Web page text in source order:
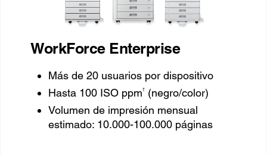
WorkForce Enterprise
Más de 20 usuarios por dispositivo
Hasta 100 ISO ppm†
(negro/color)
Volumen de impresión mensual
estimado: 10.000-100.000 páginas